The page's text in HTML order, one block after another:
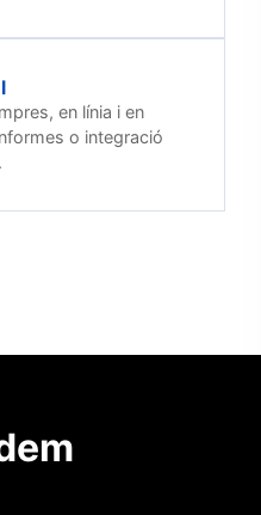
en línia i en
o integració